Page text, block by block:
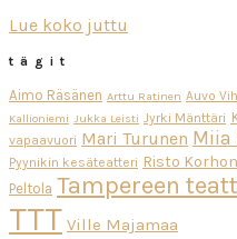
Lue koko juttu
tägit
Aimo Räsänen Arttu Ratinen Auvo
Kallioniemi
Jukka Leisti Jyrki Mänttäri
vapaavuori Mari Turunen Miia
Pyynikin kesäteatteri Risto
Peltola Tampereen
TTT Ville Majamaa